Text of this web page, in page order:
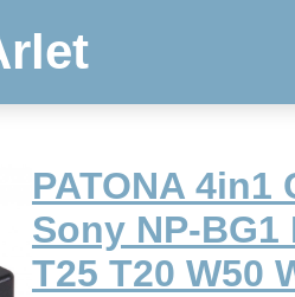
PATONA 4in1
Sony NP-BG1
T25 T20 W50